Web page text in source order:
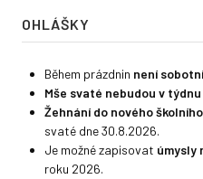
OHLÁŠKY
Během prázdnin není
Mše svaté nebudou v
Žehnání do nového
svaté dne 30.8.2026.
Je možné zapisovat úmysly
roku 2026.